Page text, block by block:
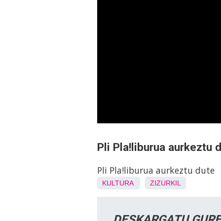
Pli Pla!liburua aurkeztu
Pli Pla!liburua aurkeztu dute
KULTURA ZIZURKIL